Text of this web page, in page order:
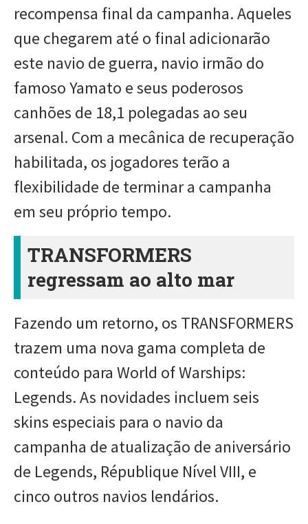
recompensa final da campanha. Aqueles
que chegarem até o final adicionarão
este navio de guerra, navio irmão do
famoso Yamato e seus poderosos
canhões de 18,1 polegadas ao seu
arsenal. Com a mecânica de recuperação
habilitada, os jogadores terão a
flexibilidade de terminar a campanha
em seu próprio tempo.
TRANSFORMERS
regressam ao alto mar
Fazendo um retorno, os TRANSFORMERS
trazem uma nova gama completa de
conteúdo para World of Warships:
Legends. As novidades incluem seis
skins especiais para o navio da
campanha de atualização de aniversário
de Legends, République Nível VIII, e
cinco outros navios lendários.